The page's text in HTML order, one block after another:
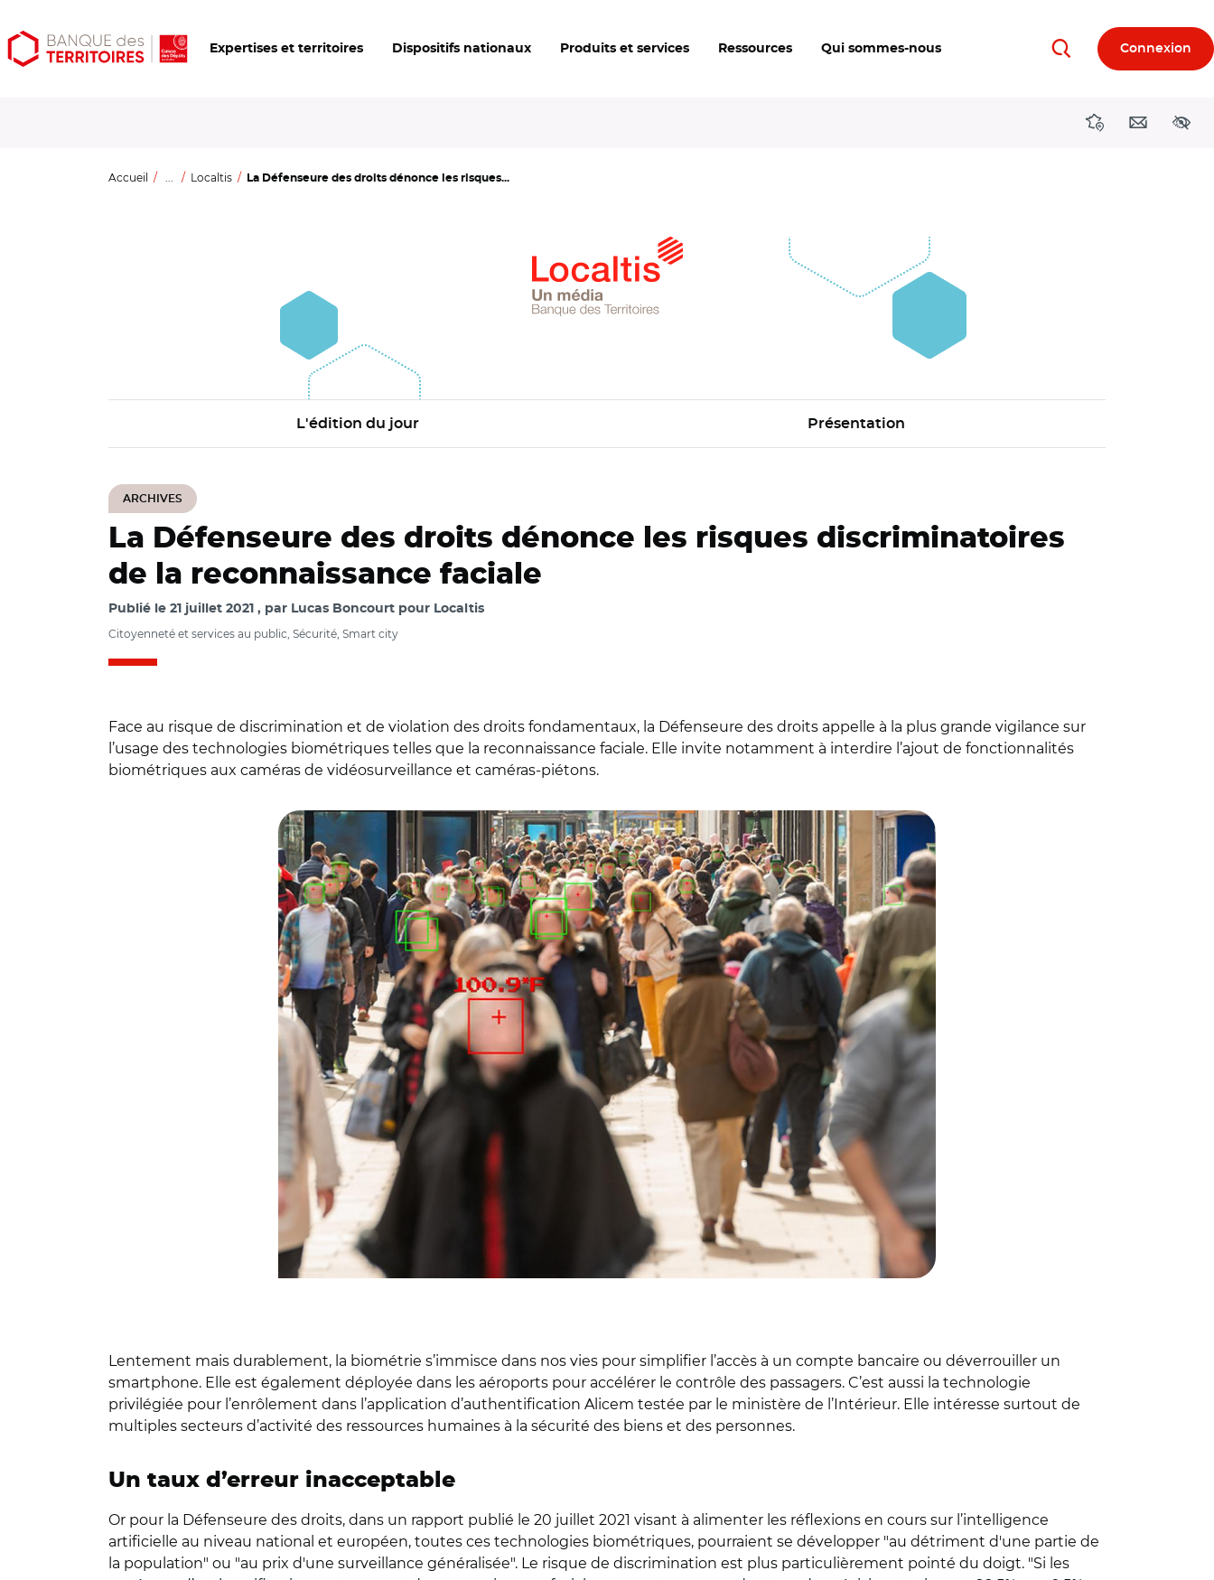
Aller
au
Aller
au
Ouvrir
les
Expertises et territoires Dispositifs nationaux Produits et services Ressources Qui sommes-nous RechercherConnexion
DirectionsContact
Accueil ... Localtis La Défenseure des droits dénonce les risques...
L'édition du jour Présentation
ARCHIVES
La Défenseure des droits dénonce les risques discriminatoires
de la reconnaissance faciale
Publié le 21 juillet 2021 par Lucas Boncourt pour Localtis
Citoyenneté et services au public, Sécurité, Smart city
Face au risque de discrimination et de violation des droits fondamentaux, la Défenseure des droits appelle à la plus grande vigilance sur
l’usage des technologies biométriques telles que la reconnaissance faciale. Elle invite notamment à interdire l’ajout de fonctionnalités
biométriques aux caméras de vidéosurveillance et caméras-piétons.
Lentement mais durablement, la biométrie s’immisce dans nos vies pour simplifier l’accès à un compte bancaire ou déverrouiller un
smartphone. Elle est également déployée dans les aéroports pour accélérer le contrôle des passagers. C’est aussi la technologie
privilégiée pour l’enrôlement dans l’application d’authentification Alicem testée par le ministère de l’Intérieur. Elle intéresse surtout de
multiples secteurs d’activité des ressources humaines à la sécurité des biens et des personnes.
Un taux d’erreur inacceptable
Or pour la Défenseure des droits, dans un rapport publié le 20 juillet 2021 visant à alimenter les réflexions en cours sur l’intelligence
artificielle au niveau national et européen, toutes ces technologies biométriques, pourraient se développer "au détriment d'une partie de
la population" ou "au prix d'une surveillance généralisée". Le risque de discrimination est plus particulièrement pointé du doigt. "Si les